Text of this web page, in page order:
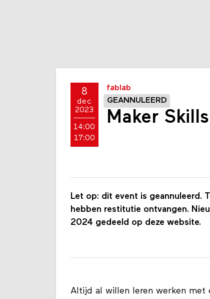
8
dec
2023
14:00
17:00
fablab
GEANNULEERD
Maker
Let op: dit event is geannuleerd.
hebben restitutie ontvangen.
2024 gedeeld op deze website.
Altijd al willen leren werken met